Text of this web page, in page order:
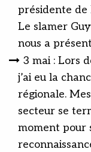
présidente de
Le slamer
nous a
3 mai : Lors
j’ai eu la
régionale.
secteur se
moment pour